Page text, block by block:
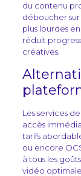
du contenu
déboucher sur
plus lourdes
réduit
créatives.
Les services
accès
tarifs
ou encore
à tous les
vidéo